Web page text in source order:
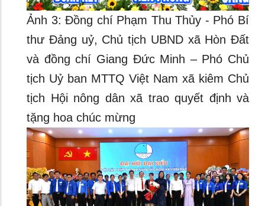
Ảnh 3: Đồng chí Phạm Thu Thủy - Phó Bí
thư Đảng uỷ, Chủ tịch UBND xã Hòn Đất
và đồng chí Giang Đức Minh – Phó Chủ
tịch Uỷ ban MTTQ Việt Nam xã kiêm Chủ
tịch Hội nông dân xã trao quyết định và
tặng hoa chúc mừng